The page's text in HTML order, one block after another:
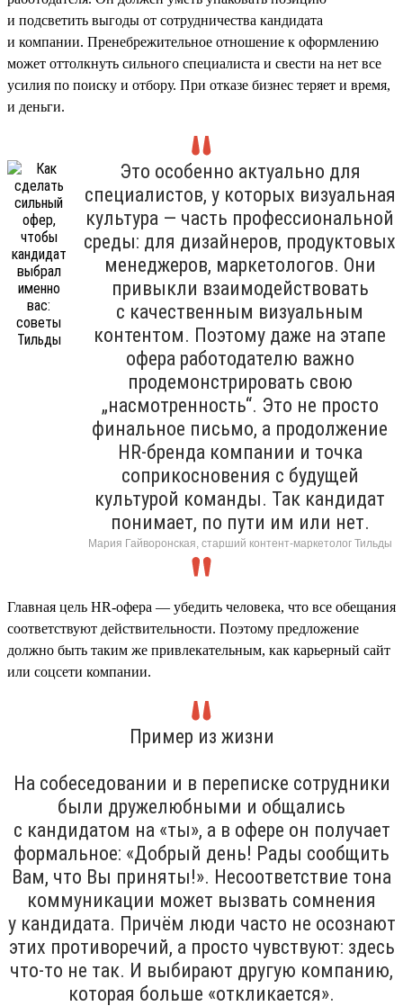
и подсветить выгоды от сотрудничества кандидата
и компании. Пренебрежительное отношение к оформлению
может оттолкнуть сильного специалиста и свести на нет все
усилия по поиску и отбору. При отказе бизнес теряет и время,
и деньги.
Это особенно актуально для
специалистов, у которых визуальная
культура — часть профессиональной
среды: для дизайнеров, продуктовых
менеджеров, маркетологов. Они
привыкли взаимодействовать
с качественным визуальным
контентом. Поэтому даже на этапе
офера работодателю важно
продемонстрировать свою
„насмотренность“. Это не просто
финальное письмо, а продолжение
HR-бренда компании и точка
соприкосновения с будущей
культурой команды. Так кандидат
понимает, по пути им или нет.
Мария Гайворонская, старший контент-маркетолог Тильды
Главная цель HR-офера — убедить человека, что все обещания
соответствуют действительности. Поэтому предложение
должно быть таким же привлекательным, как карьерный сайт
или соцсети компании.
Пример из жизни
На собеседовании и в переписке сотрудники
были дружелюбными и общались
с кандидатом на «ты», а в офере он получает
формальное: «Добрый день! Рады сообщить
Вам, что Вы приняты!». Несоответствие тона
коммуникации может вызвать сомнения
у кандидата. Причём люди часто не осознают
этих противоречий, а просто чувствуют: здесь
что-то не так. И выбирают другую компанию,
которая больше «откликается».